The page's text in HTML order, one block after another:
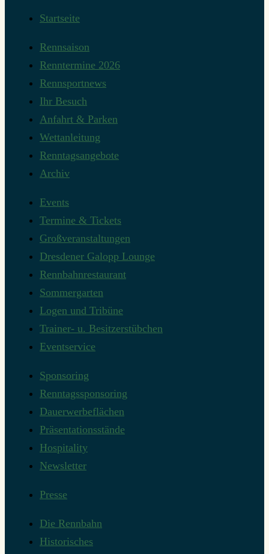
Startseite
Rennsaison
Renntermine 2026
Rennsportnews
Ihr Besuch
Anfahrt & Parken
Wettanleitung
Renntagsangebote
Archiv
Events
Termine & Tickets
Großveranstaltungen
Dresdener Galopp Lounge
Rennbahnrestaurant
Sommergarten
Logen und Tribüne
Trainer- u. Besitzerstübchen
Eventservice
Sponsoring
Renntagssponsoring
Dauerwerbeflächen
Präsentationsstände
Hospitality
Newsletter
Presse
Die Rennbahn
Historisches